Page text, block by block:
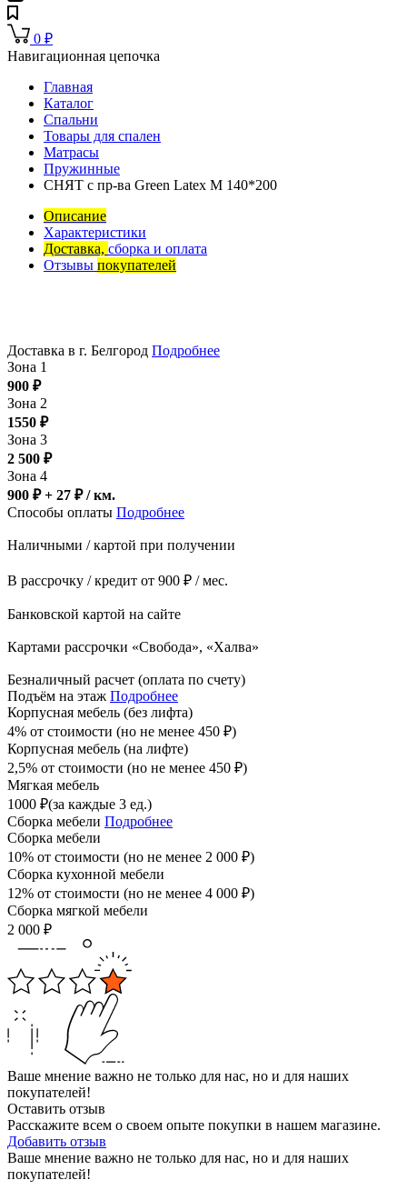
0 ₽
Навигационная цепочка
Главная
Каталог
Спальни
Товары для спален
Матрасы
Пружинные
СНЯТ с пр-ва Green Latex M 140*200
Описание
Характеристики
Доставка, сборка и оплата
Отзывы покупателей
Доставка в г. Белгород Подробнее
Зона 1
900 ₽
Зона 2
1550 ₽
Зона 3
2 500 ₽
Зона 4
900 ₽ + 27 ₽/ км.
Способы оплаты Подробнее
Наличными / картой при получении
В рассрочку / кредит от 900 ₽ / мес.
Банковской картой на сайте
Картами рассрочки «Свобода», «Халва»
Безналичный расчет (оплата по счету)
Подъём на этаж Подробнее
Корпусная мебель (без лифта)
4% от стоимости (но не менее 450 ₽)
Корпусная мебель (на лифте)
2,5% от стоимости (но не менее 450 ₽)
Мягкая мебель
1000 ₽(за каждые 3 ед.)
Сборка мебели Подробнее
Сборка мебели
10% от стоимости (но не менее 2 000 ₽)
Сборка кухонной мебели
12% от стоимости (но не менее 4 000 ₽)
Сборка мягкой мебели
2 000 ₽
Ваше мнение важно не только для нас, но и для наших
покупателей!
Оставить отзыв
Расскажите всем о своем опыте покупки в нашем магазине.
Добавить отзыв
Ваше мнение важно не только для нас, но и для наших
покупателей!